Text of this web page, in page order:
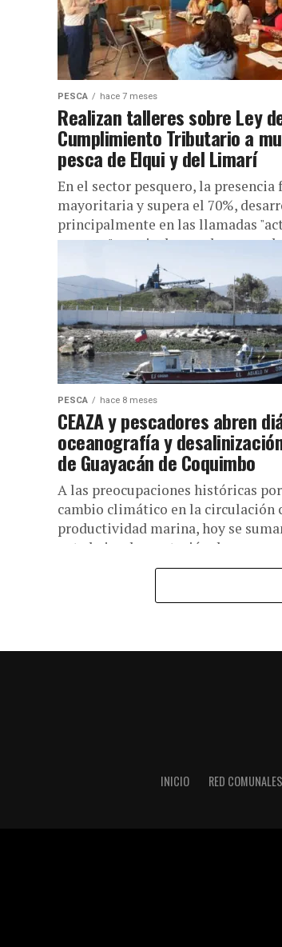
PESCA hace 7 meses
Realizan talleres sobre Ley
Cumplimiento Tributario a
pesca de Elqui y del Limarí
En el sector pesquero, la presencia
mayoritaria y supera el 70%,
principalmente en las llamadas
conexas", que incluyen el
PESCA hace 8 meses
CEAZA y pescadores abren
oceanografía y
de Guayacán de Coquimbo
A las preocupaciones históricas
cambio climático en la circulación
productividad marina, hoy se
ante la implementación de...
INICIO RED COMUNALES